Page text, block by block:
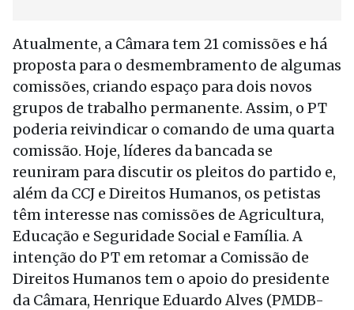
Atualmente, a Câmara tem 21 comissões e há
proposta para o desmembramento de algumas
comissões, criando espaço para dois novos
grupos de trabalho permanente. Assim, o PT
poderia reivindicar o comando de uma quarta
comissão. Hoje, líderes da bancada se
reuniram para discutir os pleitos do partido e,
além da CCJ e Direitos Humanos, os petistas
têm interesse nas comissões de Agricultura,
Educação e Seguridade Social e Família. A
intenção do PT em retomar a Comissão de
Direitos Humanos tem o apoio do presidente
da Câmara, Henrique Eduardo Alves (PMDB-